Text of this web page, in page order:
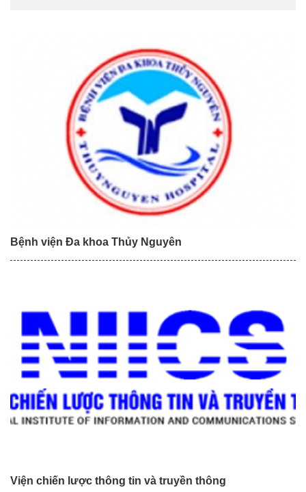
Bệnh viện Đa khoa Thủy Nguyên
Viện chiến lược thông tin và truyền thông